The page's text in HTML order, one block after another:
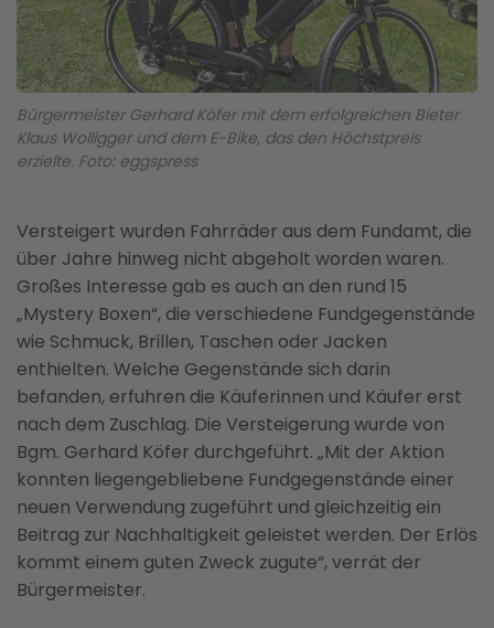
Bürgermeister Gerhard Köfer mit dem erfolgreichen Bieter
Klaus Wolligger und dem E-Bike, das den Höchstpreis
erzielte. Foto: eggspress
Versteigert wurden Fahrräder aus dem Fundamt, die
über Jahre hinweg nicht abgeholt worden waren.
Großes Interesse gab es auch an den rund 15
„Mystery Boxen“, die verschiedene Fundgegenstände
wie Schmuck, Brillen, Taschen oder Jacken
enthielten. Welche Gegenstände sich darin
befanden, erfuhren die Käuferinnen und Käufer erst
nach dem Zuschlag. Die Versteigerung wurde von
Bgm. Gerhard Köfer durchgeführt. „Mit der Aktion
konnten liegengebliebene Fundgegenstände einer
neuen Verwendung zugeführt und gleichzeitig ein
Beitrag zur Nachhaltigkeit geleistet werden. Der Erlös
kommt einem guten Zweck zugute“, verrät der
Bürgermeister.